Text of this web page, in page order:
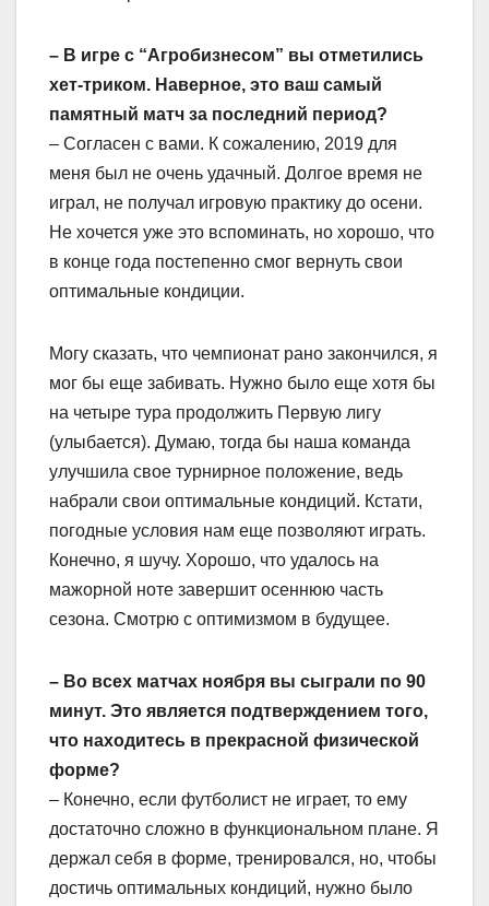
– В игре с “Агробизнесом” вы отметились
хет-триком. Наверное, это ваш самый
памятный матч за последний период?
– Согласен с вами. К сожалению, 2019 для
меня был не очень удачный. Долгое время не
играл, не получал игровую практику до осени.
Не хочется уже это вспоминать, но хорошо, что
в конце года постепенно смог вернуть свои
оптимальные кондиции.
Могу сказать, что чемпионат рано закончился, я
мог бы еще забивать. Нужно было еще хотя бы
на четыре тура продолжить Первую лигу
(улыбается). Думаю, тогда бы наша команда
улучшила свое турнирное положение, ведь
набрали свои оптимальные кондиций. Кстати,
погодные условия нам еще позволяют играть.
Конечно, я шучу. Хорошо, что удалось на
мажорной ноте завершит осеннюю часть
сезона. Смотрю с оптимизмом в будущее.
– Во всех матчах ноября вы сыграли по 90
минут. Это является подтверждением того,
что находитесь в прекрасной физической
форме?
– Конечно, если футболист не играет, то ему
достаточно сложно в функциональном плане. Я
держал себя в форме, тренировался, но, чтобы
достичь оптимальных кондиций, нужно было